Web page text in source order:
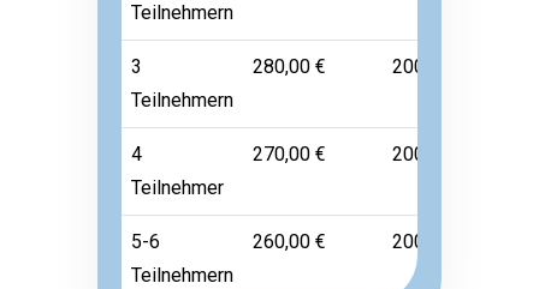
Teilnehmern
3
Teilnehmern
280,00 € 200,00 €
4
Teilnehmer
270,00 € 200,00 €
5-6
Teilnehmern
260,00 € 200,00 €